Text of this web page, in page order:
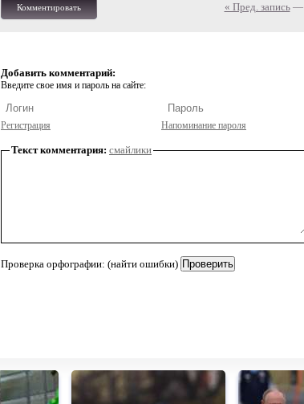
Комментировать « Пред. запись—
Добавить комментарий:
Введите свое имя и пароль на сайте:
Регистрация Напоминание пароля
Текст комментария: смайлики
Проверка орфографии: (найти ошибки)